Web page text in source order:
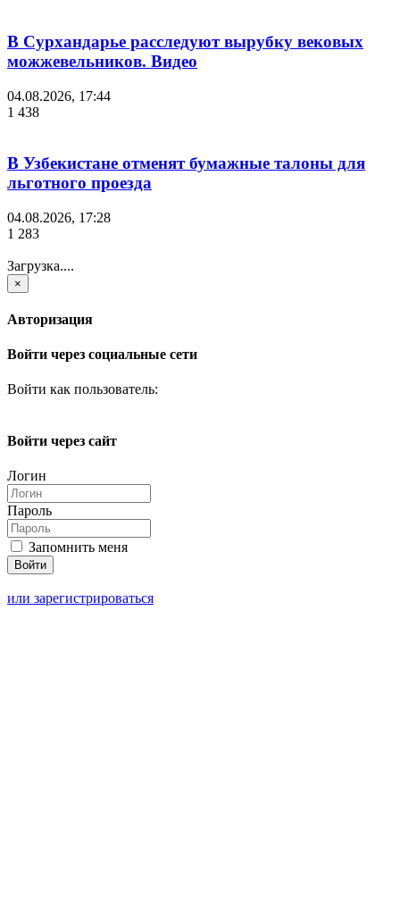
В Сурхандарье расследуют вырубку вековых
можжевельников. Видео
04.08.2026, 17:44
1 438
В Узбекистане отменят бумажные талоны для
льготного проезда
04.08.2026, 17:28
1 283
Загрузка....
×
Авторизация
Войти через социальные сети
Войти как пользователь:
Войти через сайт
Логин
Пароль
Запомнить меня
или зарегистрироваться